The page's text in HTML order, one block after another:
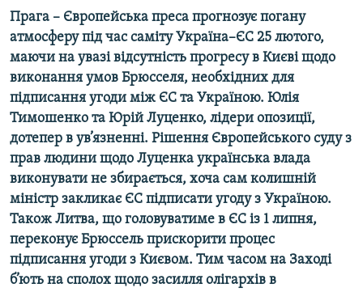
КТАТ
ДОЛУЧАЙСЯ!
Усі сайти RFE/RL
Прага – Європейська преса прогнозує погану
атмосферу під час саміту Україна–ЄС 25 лютого,
маючи на увазі відсутність прогресу в Києві щодо
виконання умов Брюсселя, необхідних для
підписання угоди між ЄС та Україною. Юлія
Тимошенко та Юрій Луценко, лідери опозиції,
дотепер в ув’язненні. Рішення Європейського суду з
прав людини щодо Луценка українська влада
виконувати не збирається, хоча сам колишній
міністр закликає ЄС підписати угоду з Україною.
Також Литва, що головуватиме в ЄС із 1 липня,
переконує Брюссель прискорити процес
підписання угоди з Києвом. Тим часом на Заході
б’ють на сполох щодо засилля олігархів в